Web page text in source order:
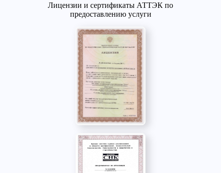
Лицензии и сертификаты АТТЭК по
предоставлению услуги